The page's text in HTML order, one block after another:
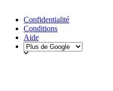
Confidentialité
Conditions
Aide